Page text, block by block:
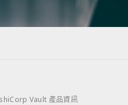
Vault 產品資訊